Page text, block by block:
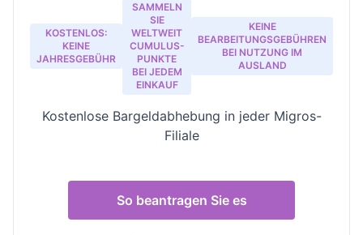
KOSTENLOS:
KEINE
JAHRESGEBÜHR
SAMMELN
SIE
WELTWEIT
CUMULUS-
PUNKTE
BEI JEDEM
EINKAUF
KEINE
BEARBEITUNGSGEBÜHREN
BEI NUTZUNG IM
AUSLAND
Kostenlose Bargeldabhebung in jeder Migros-
Filiale
So beantragen Sie es